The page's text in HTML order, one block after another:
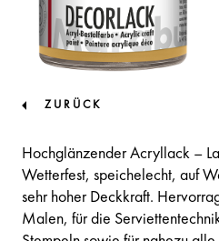
ZURÜCK
Hochglänzender Acryllack –
Wetterfest, speichelecht, auf
sehr hoher Deckkraft.
Malen, für die